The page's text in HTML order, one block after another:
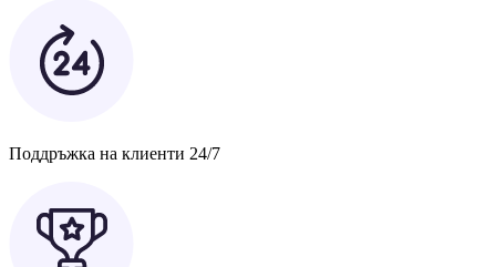
Поддръжка на клиенти 24/7